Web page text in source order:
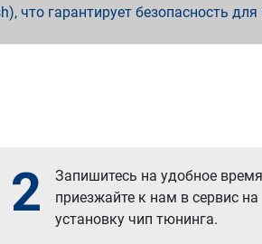
что гарантирует безопасность
2
Запишитесь на удобное
приезжайте к нам в сервис на
установку чип тюнинга.